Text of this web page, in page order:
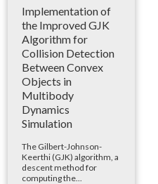
Implementation of
the Improved GJK
Algorithm for
Collision Detection
Between Convex
Objects in
Multibody
Dynamics
Simulation
The Gilbert-Johnson-
Keerthi (GJK) algorithm, a
descent method for
computing the...